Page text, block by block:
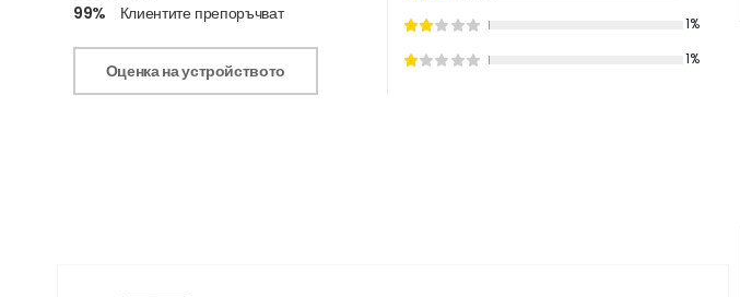
99% Клиентите препоръчват
Оценка на устройството
1%
1%